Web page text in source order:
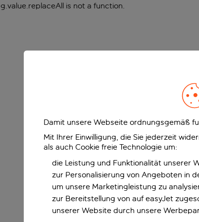
g.value.replaceAll is not a function.
Damit unsere Webseite ordnungsgemäß
Mit Ihrer Einwilligung, die Sie jederzeit
als auch Cookie freie Technologie um:
die Leistung und Funktionalität unserer
zur Personalisierung von Angeboten in
um unsere Marketingleistung zu
zur Bereitstellung von auf easyJet
unserer Website durch unsere